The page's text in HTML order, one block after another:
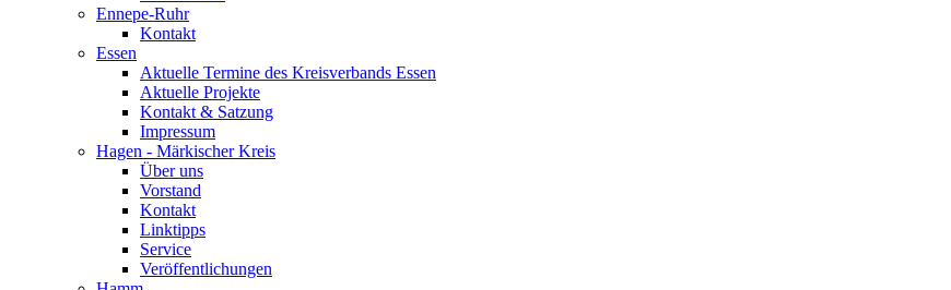
Ennepe-Ruhr
Kontakt
Essen
Aktuelle Termine des Kreisverbands Essen
Aktuelle Projekte
Kontakt & Satzung
Impressum
Hagen - Märkischer Kreis
Über uns
Vorstand
Kontakt
Linktipps
Service
Veröffentlichungen